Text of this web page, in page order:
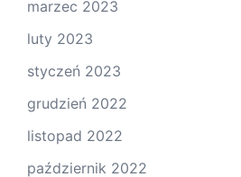
marzec 2023
luty 2023
styczeń 2023
grudzień 2022
listopad 2022
październik 2022